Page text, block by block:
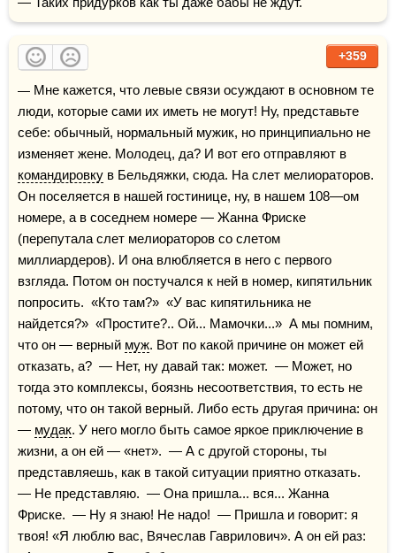
+359
— Мне кажется, что левые связи осуждают в основном те
люди, которые сами их иметь не могут! Ну, представьте
себе: обычный, нормальный мужик, но принципиально не
командировку в Бельдяжки, сюда. На слет мелиораторов.
Он поселяется в нашей гостинице, ну, в нашем 108—ом
номере, а в соседнем номере — Жанна Фриске
(перепутала слет мелиораторов со слетом
миллиардеров). И она влюбляется в него с первого
взгляда. Потом он постучался к ней в номер, кипятильник
попросить.  «Кто там?»  «У вас кипятильника не
найдется?»  «Простите?.. Ой... Мамочки...»  А мы помним,
что он — верный муж. Вот по какой причине он может ей
отказать, а?  — Нет, ну давай так: может.  — Может, но
тогда это комплексы, боязнь несоответствия, то есть не
потому, что он такой верный. Либо есть другая причина: он
— мудак. У него могло быть самое яркое приключение в
жизни, а он ей — «нет».  — А с другой стороны, ты
представляешь, как в такой ситуации приятно отказать.
— Не представляю.  — Она пришла... вся... Жанна
Фриске.  — Ну я знаю! Не надо!  — Пришла и говорит: я
твоя! «Я люблю вас, Вячеслав Гаврилович». А он ей раз: